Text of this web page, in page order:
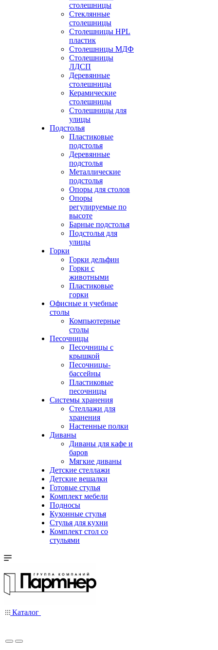
столешницы
Стеклянные
столешницы
Столешницы HPL
пластик
Столешницы МДФ
Столешницы
ЛДСП
Деревянные
столешницы
Керамические
столешницы
Столешницы для
улицы
Подстолья
Пластиковые
подстолья
Деревянные
подстолья
Металлические
подстолья
Опоры для столов
Опоры
регулируемые по
высоте
Барные подстолья
Подстолья для
улицы
Горки
Горки дельфин
Горки с
животными
Пластиковые
горки
Офисные и учебные
столы
Компьютерные
столы
Песочницы
Песочницы с
крышкой
Песочницы-
бассейны
Пластиковые
песочницы
Системы хранения
Стеллажи для
хранения
Настенные полки
Диваны
Диваны для кафе и
баров
Мягкие диваны
Детские стеллажи
Детские вешалки
Готовые стулья
Комплект мебели
Подносы
Кухонные стулья
Стулья для кухни
Комплект стол со
стульями
Каталог